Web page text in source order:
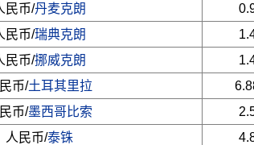
民币/丹麦克朗
民币/瑞典克朗
民币/挪威克朗
币/土耳其里拉
币/墨西哥比索
人民币/泰铢